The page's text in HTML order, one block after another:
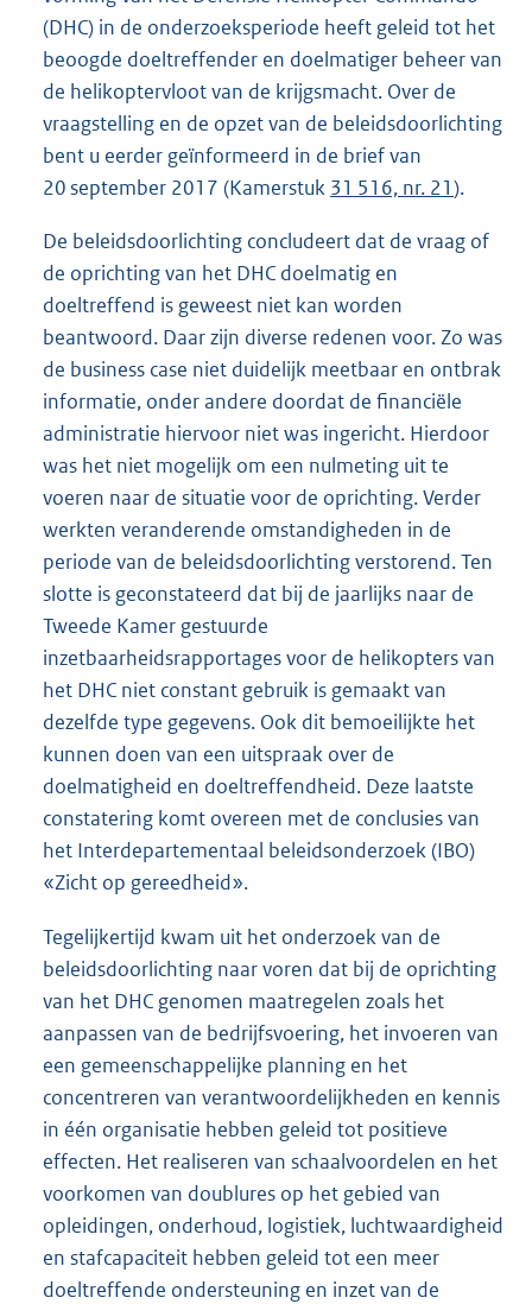
(DHC) in de onderzoeksperiode heeft geleid tot het
beoogde doeltreffender en doelmatiger beheer van
de helikoptervloot van de krijgsmacht. Over de
vraagstelling en de opzet van de beleidsdoorlichting
bent u eerder geïnformeerd in de brief van
20 september 2017 (Kamerstuk 31 516, nr. 21).
De beleidsdoorlichting concludeert dat de vraag of
de oprichting van het DHC doelmatig en
doeltreffend is geweest niet kan worden
beantwoord. Daar zijn diverse redenen voor. Zo was
de business case niet duidelijk meetbaar en ontbrak
informatie, onder andere doordat de financiële
administratie hiervoor niet was ingericht. Hierdoor
was het niet mogelijk om een nulmeting uit te
voeren naar de situatie voor de oprichting. Verder
werkten veranderende omstandigheden in de
periode van de beleidsdoorlichting verstorend. Ten
slotte is geconstateerd dat bij de jaarlijks naar de
Tweede Kamer gestuurde
inzetbaarheidsrapportages voor de helikopters van
het DHC niet constant gebruik is gemaakt van
dezelfde type gegevens. Ook dit bemoeilijkte het
kunnen doen van een uitspraak over de
doelmatigheid en doeltreffendheid. Deze laatste
constatering komt overeen met de conclusies van
het Interdepartementaal beleidsonderzoek (IBO)
«Zicht op gereedheid».
Tegelijkertijd kwam uit het onderzoek van de
beleidsdoorlichting naar voren dat bij de oprichting
van het DHC genomen maatregelen zoals het
aanpassen van de bedrijfsvoering, het invoeren van
een gemeenschappelijke planning en het
concentreren van verantwoordelijkheden en kennis
in één organisatie hebben geleid tot positieve
effecten. Het realiseren van schaalvoordelen en het
voorkomen van doublures op het gebied van
opleidingen, onderhoud, logistiek, luchtwaardigheid
en stafcapaciteit hebben geleid tot een meer
doeltreffende ondersteuning en inzet van de